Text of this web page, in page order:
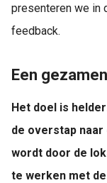
presenteren we in
feedback.
Een
Het doel is
de overstap
wordt door de
te werken met